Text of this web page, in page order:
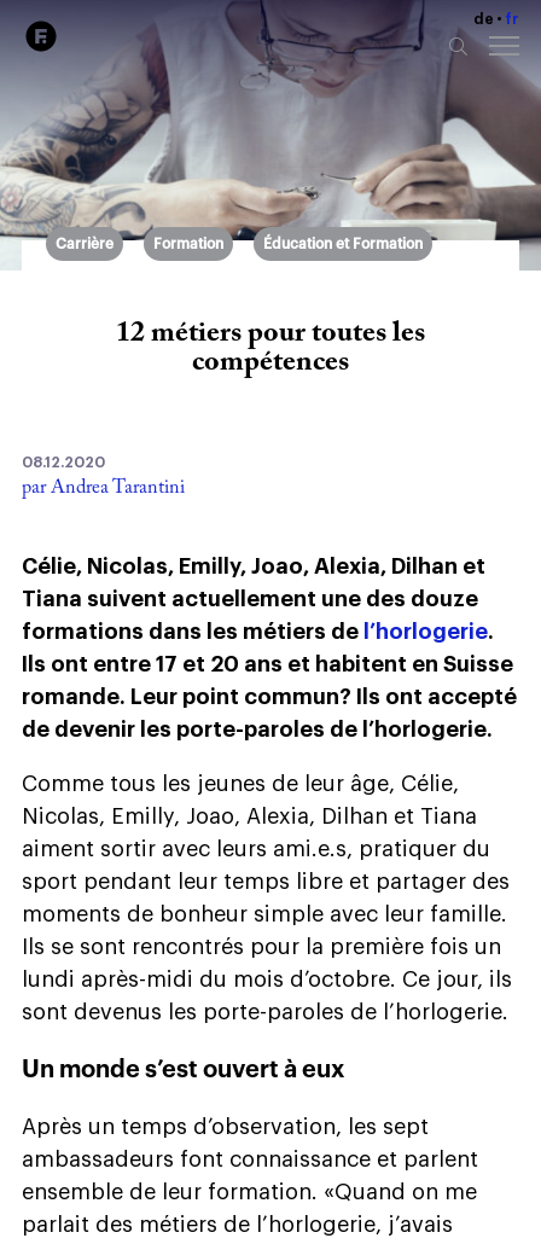
de fr
Carrière Formation Éducation et Formation
12 métiers pour toutes les
compétences
08.12.2020
par Andrea Tarantini
Célie, Nicolas, Emilly, Joao, Alexia, Dilhan et
Tiana suivent actuellement une des douze
formations dans les métiers de l’horlogerie.
Ils ont entre 17 et 20 ans et habitent en Suisse
romande. Leur point commun? Ils ont accepté
de devenir les porte-paroles de l’horlogerie.
Comme tous les jeunes de leur âge, Célie,
Nicolas, Emilly, Joao, Alexia, Dilhan et Tiana
aiment sortir avec leurs ami.e.s, pratiquer du
sport pendant leur temps libre et partager des
moments de bonheur simple avec leur famille.
Ils se sont rencontrés pour la première fois un
lundi après-midi du mois d’octobre. Ce jour, ils
sont devenus les porte-paroles de l’horlogerie.
Un monde s’est ouvert à eux
Après un temps d’observation, les sept
ambassadeurs font connaissance et parlent
ensemble de leur formation. «Quand on me
parlait des métiers de l’horlogerie, j’avais